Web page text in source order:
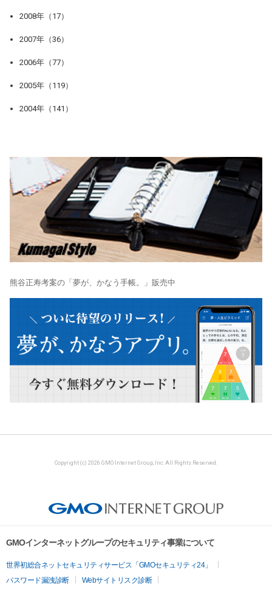
2008年（17）
2007年（36）
2006年（77）
2005年（119）
2004年（141）
熊谷正寿考案の「夢が、かなう手帳。」販売中
Copyright (c) 2026 GMO Internet Group, Inc. All Rights Reserved.
GMOインターネットグループのセキュリティ事業について
世界初総合ネットセキュリティサービス「GMOセキュリティ24」
パスワード漏洩診断
Webサイトリスク診断